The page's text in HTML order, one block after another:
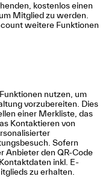
kostenlos einen
Mitglied zu werden.
weitere Funktionen
nutzen, um
vorzubereiten. Dies
einer Merkliste, das
Kontaktieren von
Sofern
Anbieter den QR-Code
inkl. E-
zu erhalten.